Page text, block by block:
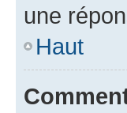
une
Haut